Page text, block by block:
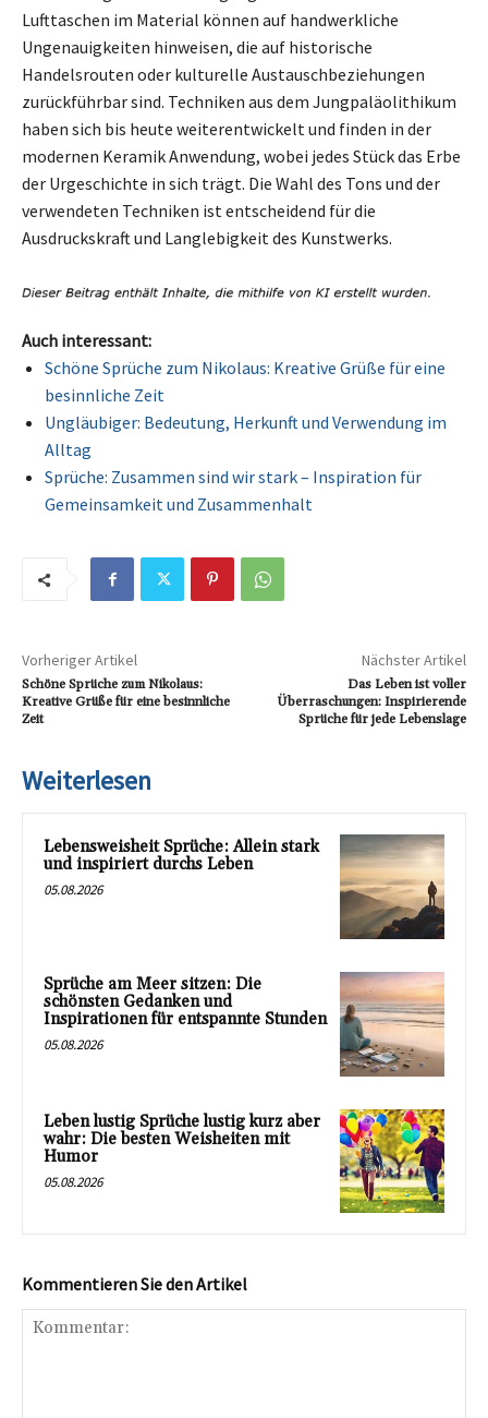
Lufttaschen im Material können auf handwerkliche
Ungenauigkeiten hinweisen, die auf historische
Handelsrouten oder kulturelle Austauschbeziehungen
zurückführbar sind. Techniken aus dem Jungpaläolithikum
haben sich bis heute weiterentwickelt und finden in der
modernen Keramik Anwendung, wobei jedes Stück das Erbe
der Urgeschichte in sich trägt. Die Wahl des Tons und der
verwendeten Techniken ist entscheidend für die
Ausdruckskraft und Langlebigkeit des Kunstwerks.
Auch interessant:
Schöne Sprüche zum Nikolaus: Kreative Grüße für eine
besinnliche Zeit
Ungläubiger: Bedeutung, Herkunft und Verwendung im
Alltag
Sprüche: Zusammen sind wir stark – Inspiration für
Gemeinsamkeit und Zusammenhalt
Vorheriger Artikel
Schöne Sprüche zum Nikolaus:
Kreative Grüße für eine besinnliche
Zeit
Nächster Artikel
Das Leben ist voller
Überraschungen: Inspirierende
Sprüche für jede Lebenslage
Weiterlesen
Lebensweisheit Sprüche: Allein stark
und inspiriert durchs Leben
05.08.2026
Sprüche am Meer sitzen: Die
schönsten Gedanken und
Inspirationen für entspannte Stunden
05.08.2026
Leben lustig Sprüche lustig kurz aber
wahr: Die besten Weisheiten mit
Humor
05.08.2026
Kommentieren Sie den Artikel